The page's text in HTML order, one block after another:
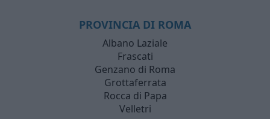
PROVINCIA DI ROMA
Albano Laziale
Frascati
Genzano di Roma
Grottaferrata
Rocca di Papa
Velletri